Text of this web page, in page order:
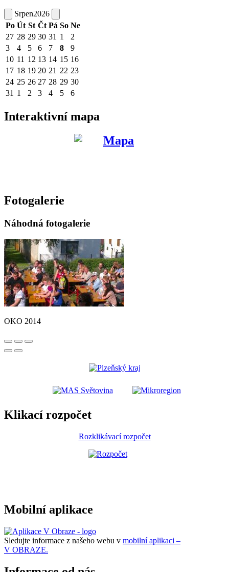
Srpen2026
Po Út St Čt Pá So Ne
27 28 29 30 31 1
2
3
4 5 6 7 8
9
10 11 12 13 14 15 16
17 18 19 20 21 22 23
24 25 26 27 28 29 30
31 1 2 3 4 5 6
Interaktivní mapa
Fotogalerie
Náhodná fotogalerie
OKO 2014
Klikací rozpočet
Rozklikávací rozpočet
Mobilní aplikace
Sledujte informace z našeho webu v mobilní aplikaci –
V OBRAZE.